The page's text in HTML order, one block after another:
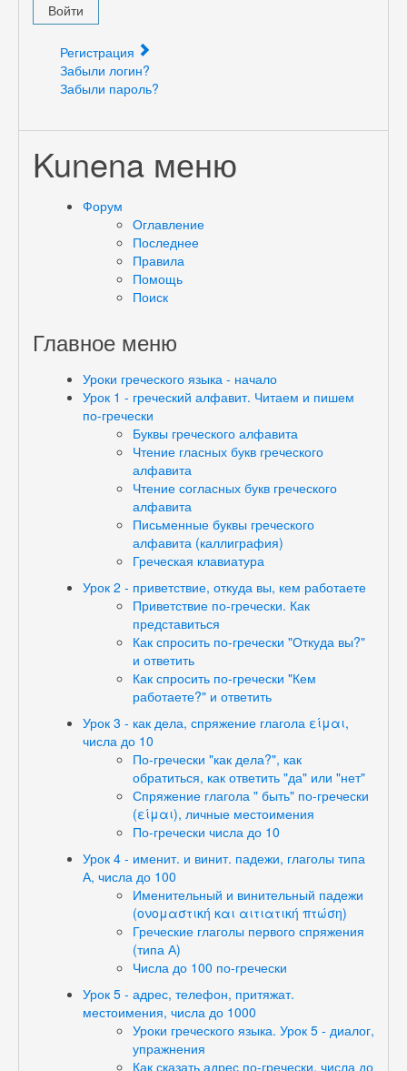
Войти
Регистрация
Забыли логин?
Забыли пароль?
Kunena меню
Форум
Оглавление
Последнее
Правила
Помощь
Поиск
Главное меню
Уроки греческого языка - начало
Урок 1 - греческий алфавит. Читаем и пишем
по-гречески
Буквы греческого алфавита
Чтение гласных букв греческого
алфавита
Чтение согласных букв греческого
алфавита
Письменные буквы греческого
алфавита (каллиграфия)
Греческая клавиатура
Урок 2 - приветствие, откуда вы, кем работаете
Приветствие по-гречески. Как
представиться
Как спросить по-гречески "Откуда вы?"
и ответить
Как спросить по-гречески "Кем
работаете?" и ответить
Урок 3 - как дела, спряжение глагола είμαι,
числа до 10
По-гречески "как дела?", как
обратиться, как ответить "да" или "нет"
Спряжение глагола " быть" по-гречески
(είμαι), личные местоимения
По-гречески числа до 10
Урок 4 - именит. и винит. падежи, глаголы типа
А, числа до 100
Именительный и винительный падежи
(ονομαστική και αιτιατική πτώση)
Греческие глаголы первого спряжения
(типа А)
Числа до 100 по-гречески
Урок 5 - адрес, телефон, притяжат.
местоимения, числа до 1000
Уроки греческого языка. Урок 5 - диалог,
упражнения
Как сказать адрес по-гречески, числа до